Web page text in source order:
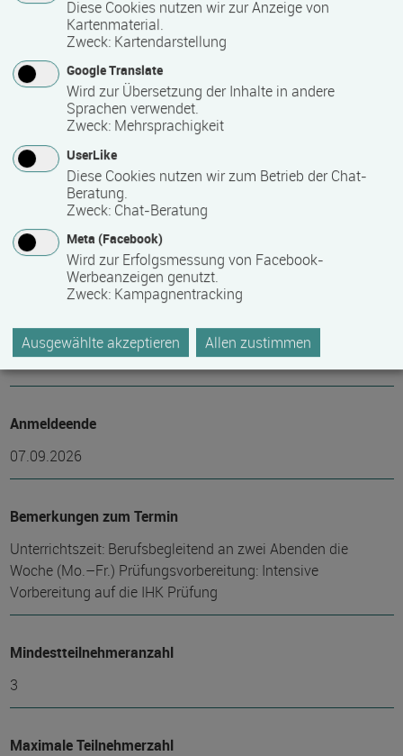
Abschlussart
Kammerprüfung
Nähere Bezeichnung des Abschlusses
IHK-Abschluss als Geprüfter Berufsspezialist für IT-Beratung
(IHK), DQR-Niveau 5
Voraussichtliche Dauer
6 Monat(e)
Termin
07.09.2026 - 03.07.2027
Anmeldeende
07.09.2026
Bemerkungen zum Termin
Unterrichtszeit: Berufsbegleitend an zwei Abenden die
Woche (Mo.–Fr.) Prüfungsvorbereitung: Intensive
Vorbereitung auf die IHK Prüfung
Mindest­teilnehmer­anzahl
3
Maximale Teilnehmerzahl
Diese Cookies nutzen wir zur Anzeige von
Kartenmaterial.
Zweck: Kartendarstellung
Google Translate
Wird zur Übersetzung der Inhalte in andere
Sprachen verwendet.
Zweck: Mehrsprachigkeit
UserLike
Diese Cookies nutzen wir zum Betrieb der Chat-
Beratung.
Zweck: Chat-Beratung
Meta (Facebook)
Wird zur Erfolgsmessung von Facebook-
Werbeanzeigen genutzt.
Zweck: Kampagnentracking
Ausgewählte akzeptieren Allen zustimmen